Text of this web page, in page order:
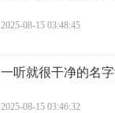
2025-08-15 03:48:45
一听就很干净的名
2025-08-15 03:46:32